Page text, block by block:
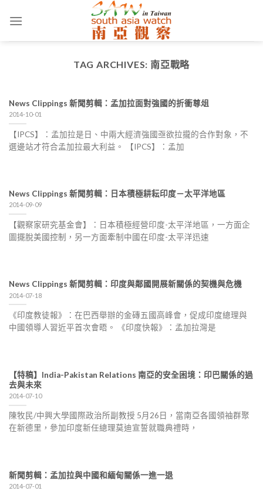
TAG ARCHIVES: 南亞戰略
News Clippings 新聞剪輯：孟加拉面對強國的折衝尊俎
2014-10-01
【IPCS】：孟加拉是日、中兩大經濟強國亟欲拉攏的合作對象，不
選邊站才符合孟加拉最大利益。 【IPCS】：孟加
News Clippings 新聞剪輯：日本積極耕耘印度－太平洋地區
2014-09-09
【觀察家研究基金會】：日本積極經營印度-太平洋地區，一方面企
圖擺脫美國控制，另一方面牽制中國在印度-太平洋迅速
News Clippings 新聞剪輯：印度與鄰國開展新關係的契機與危機
2014-07-18
《印度教徒報》：在巴西舉辦的金磚五國高峰會，促成印度總理與
中國領導人習近平首次會晤。 《印度快報》：孟加拉灣是
【特稿】India-Pakistan Relations 南亞的安全困境：印巴關係的過
去與未來
2014-07-10
陳牧民/中興大學國際政治所副教授 5月26日，當南亞各國領袖群聚
在新德里，參加印度新任總理莫迪宣誓就職典禮時，
新聞剪輯：孟加拉與中國和緬甸關係一進一退
2014-07-01